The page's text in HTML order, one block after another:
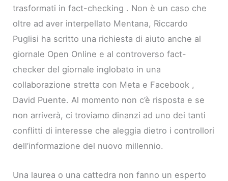
trasformati in fact-checking . Non è un caso che
oltre ad aver interpellato Mentana, Riccardo
Puglisi ha scritto una richiesta di aiuto anche al
giornale Open Online e al controverso fact-
checker del giornale inglobato in una
collaborazione stretta con Meta e Facebook ,
David Puente. Al momento non c’è risposta e se
non arriverà, ci troviamo dinanzi ad uno dei tanti
conflitti di interesse che aleggia dietro i controllori
dell’informazione del nuovo millennio.
Una laurea o una cattedra non fanno un esperto